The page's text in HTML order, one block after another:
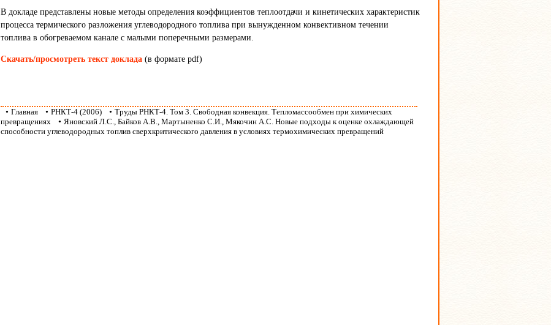
В докладе представлены новые методы определения коэффициентов теплоотдачи и кинетических характеристик
процесса термического разложения углеводородного топлива при вынужденном конвективном течении
топлива в обогреваемом канале с малыми поперечными размерами.
Скачать/просмотреть текст доклада (в формате pdf)
• Главная • РНКТ-4 (2006) • Труды РНКТ-4. Том 3. Свободная конвекция. Тепломассообмен при химических
превращениях • Яновский Л.С., Байков А.В., Мартыненко С.И., Мякочин А.С. Новые подходы к оценке охлаждающей
способности углеводородных топлив сверхкритического давления в условиях термохимических превращений